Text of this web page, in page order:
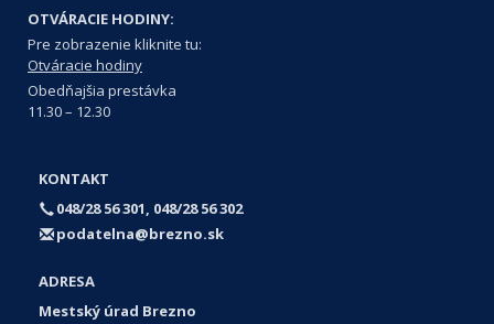
OTVÁRACIE HODINY:
Pre zobrazenie kliknite tu:
Otváracie hodiny
Obedňajšia prestávka
11.30 – 12.30
KONTAKT
048/28 56 301, 048/28 56 302
podatelna@brezno.sk
ADRESA
Mestský úrad Brezno